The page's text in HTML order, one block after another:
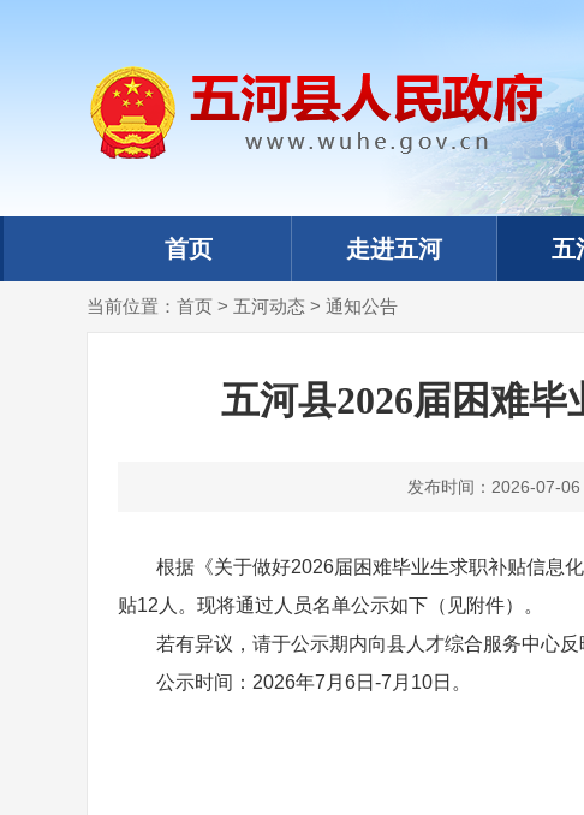
首页 走进五河 五
当前位置： 首页 > 五河动态 > 通知公告
五河县2026届困难毕
发布时间：2026-07-06
根据《关于做好2026届困难毕业生求职补贴信息
贴12人。现将通过人员名单公示如下（见附件）。
若有异议，请于公示期内向县人才综合服务中心反
公示时间：2026年7月6日-7月10日。